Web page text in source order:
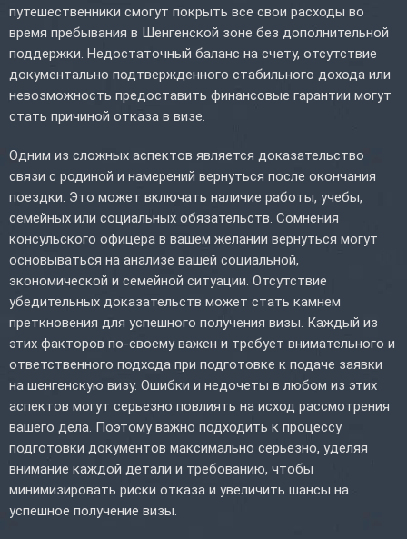
путешественники смогут покрыть все свои расходы во
время пребывания в Шенгенской зоне без дополнительной
поддержки. Недостаточный баланс на счету, отсутствие
документально подтвержденного стабильного дохода или
невозможность предоставить финансовые гарантии могут
стать причиной отказа в визе.
Одним из сложных аспектов является доказательство
связи с родиной и намерений вернуться после окончания
поездки. Это может включать наличие работы, учебы,
семейных или социальных обязательств. Сомнения
консульского офицера в вашем желании вернуться могут
основываться на анализе вашей социальной,
экономической и семейной ситуации. Отсутствие
убедительных доказательств может стать камнем
преткновения для успешного получения визы. Каждый из
этих факторов по-своему важен и требует внимательного и
ответственного подхода при подготовке к подаче заявки
на шенгенскую визу. Ошибки и недочеты в любом из этих
аспектов могут серьезно повлиять на исход рассмотрения
вашего дела. Поэтому важно подходить к процессу
подготовки документов максимально серьезно, уделяя
внимание каждой детали и требованию, чтобы
минимизировать риски отказа и увеличить шансы на
успешное получение визы.